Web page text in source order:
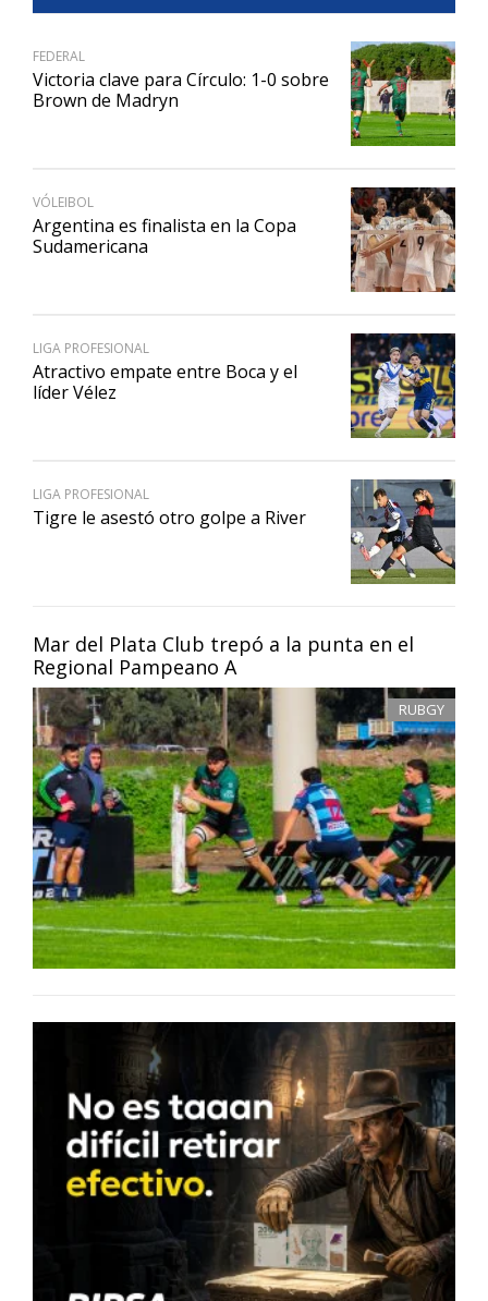
Mar del Plata Club trepó a la punta en el
Regional Pampeano A
RUBGY
FEDERAL
Victoria clave para Círculo: 1-0 sobre
Brown de Madryn
VÓLEIBOL
Argentina es finalista en la Copa
Sudamericana
LIGA PROFESIONAL
Atractivo empate entre Boca y el
líder Vélez
LIGA PROFESIONAL
Tigre le asestó otro golpe a River